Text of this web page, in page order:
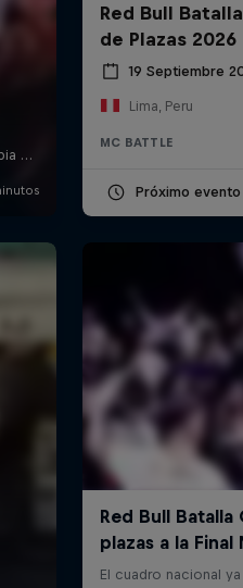
Red Bull
de Plazas 2026
19 Septiembre
Lima, Peru
MC BATTLE
Próximo evento